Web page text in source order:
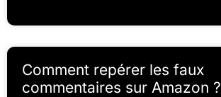
Comment repérer les faux
commentaires sur Amazon ?